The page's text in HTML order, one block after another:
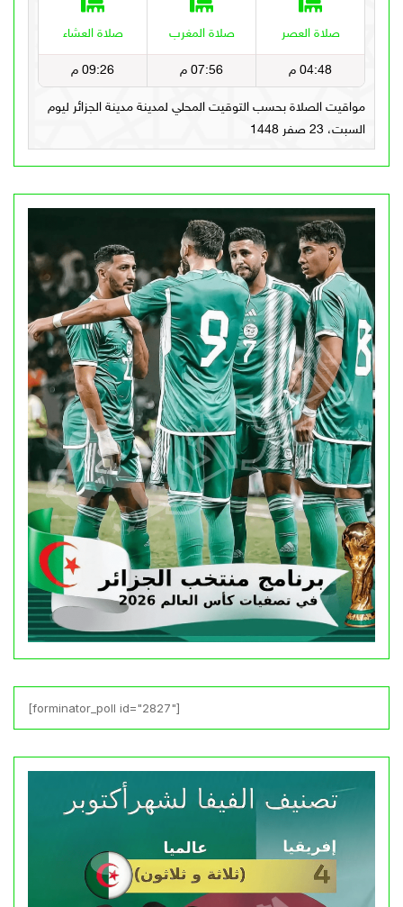
[forminator_poll id="2827"]